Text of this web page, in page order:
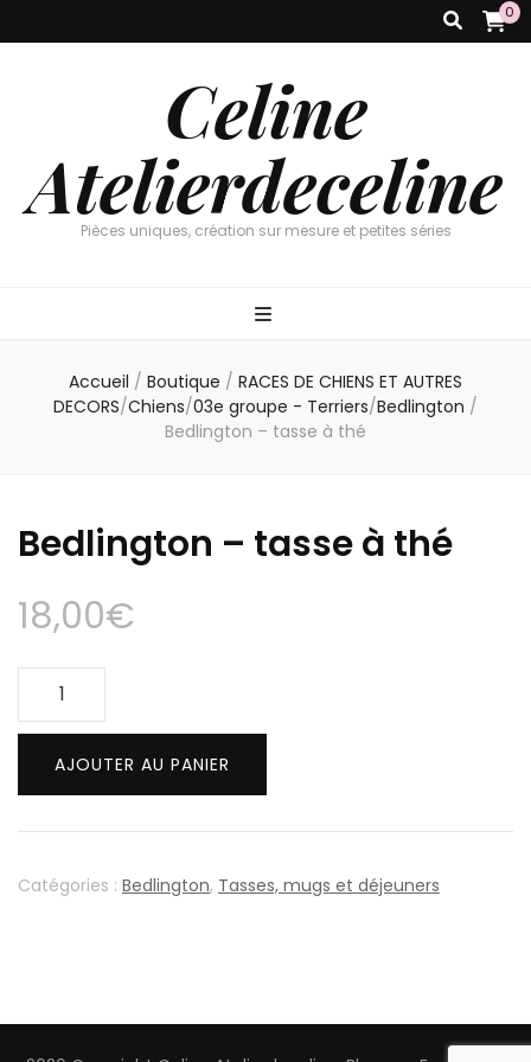
0
Celine
Atelierdeceline
Pièces uniques, création sur mesure et petites séries
Accueil / Boutique / RACES DE CHIENS ET AUTRES
DECORS/Chiens/03e groupe - Terriers/Bedlington /
Bedlington – tasse à thé
Bedlington – tasse à thé
18,00€
quantité
Bedlington
tasse
à
AJOUTER AU PANIER
Catégories : Bedlington, Tasses, mugs et déjeuners